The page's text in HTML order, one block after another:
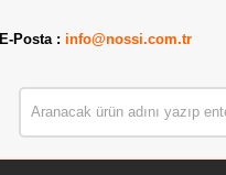
E-Posta :info@nossi.com.tr